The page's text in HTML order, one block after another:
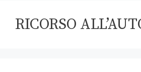
RICORSO